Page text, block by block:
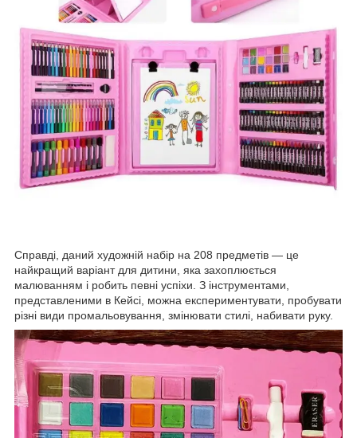
Справді, даний художній набір на 208 предметів — це
найкращий варіант для дитини, яка захоплюється
малюванням і робить певні успіхи. З інструментами,
представленими в Кейсі, можна експериментувати, пробувати
різні види промальовування, змінювати стилі, набивати руку.